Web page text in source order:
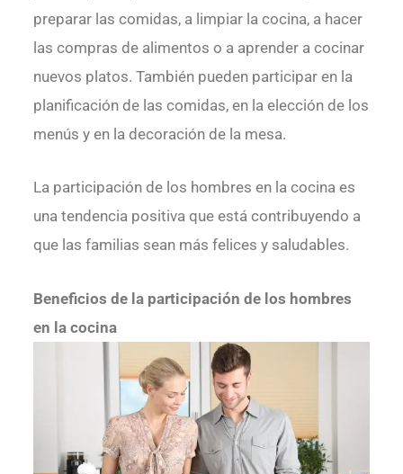
preparar las comidas, a limpiar la cocina, a hacer
las compras de alimentos o a aprender a cocinar
nuevos platos. También pueden participar en la
planificación de las comidas, en la elección de los
menús y en la decoración de la mesa.
La participación de los hombres en la cocina es
una tendencia positiva que está contribuyendo a
que las familias sean más felices y saludables.
Beneficios de la participación de los hombres
en la cocina